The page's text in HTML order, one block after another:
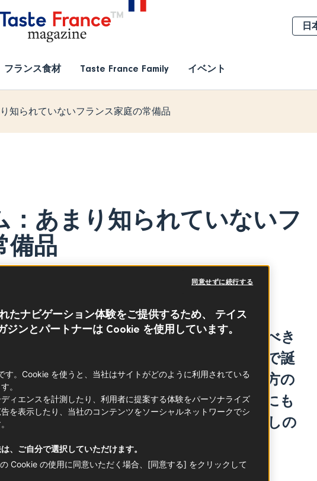
フランス食材 Taste France Family イベント
Select
your
検索
知られていないフランス家庭の常備品
：あまり知られていないフ
備品
・ド・マロン）は、もっと注目されるべき
な食材の一つです。1885年にフランスで誕
から作られるマロンクリームは、同地方の
を思わせるほのかな風味が、デザートにも
。のんびり過ごす午後や急なおもてなしの
している食材です。
たナビゲーション体験をご提供するため、 テイス
ジンとパートナーは Cookie を使用しています。
す。Cookie を使うと、当社はサイトがどのように利用されている
。
ィエンスを計測したり、利用者に提案する体験をパーソナライズ
を表示したり、当社のコンテンツをソーシャルネットワークでシ
、ご自分で選択していただけます。
Cookie の使用に同意いただく場合、[同意する] をクリックして
同意せずに続行する